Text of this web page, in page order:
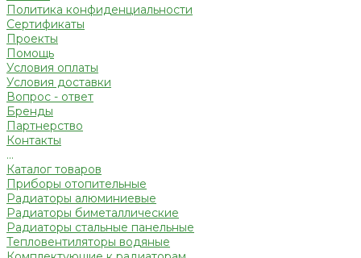
Политика конфиденциальности
Сертификаты
Проекты
Помощь
Условия оплаты
Условия доставки
Вопрос - ответ
Бренды
Партнерство
Контакты
...
Каталог товаров
Приборы отопительные
Радиаторы алюминиевые
Радиаторы биметаллические
Радиаторы стальные панельные
Тепловентиляторы водяные